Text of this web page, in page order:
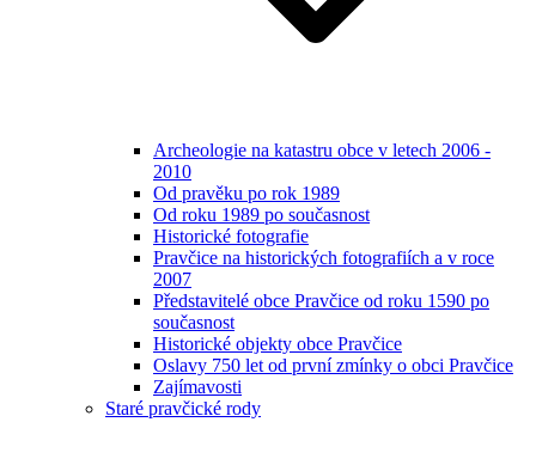
Archeologie na katastru obce v letech 2006 -
2010
Od pravěku po rok 1989
Od roku 1989 po současnost
Historické fotografie
Pravčice na historických fotografiích a v roce
2007
Představitelé obce Pravčice od roku 1590 po
současnost
Historické objekty obce Pravčice
Oslavy 750 let od první zmínky o obci Pravčice
Zajímavosti
Staré pravčické rody